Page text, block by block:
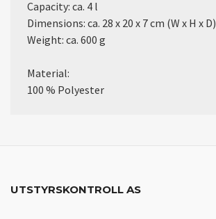
Capacity: ca. 4 l
Dimensions: ca. 28 x 20 x 7 cm (W x H x D)
Weight: ca. 600 g
Material:
100 % Polyester
UTSTYRSKONTROLL AS